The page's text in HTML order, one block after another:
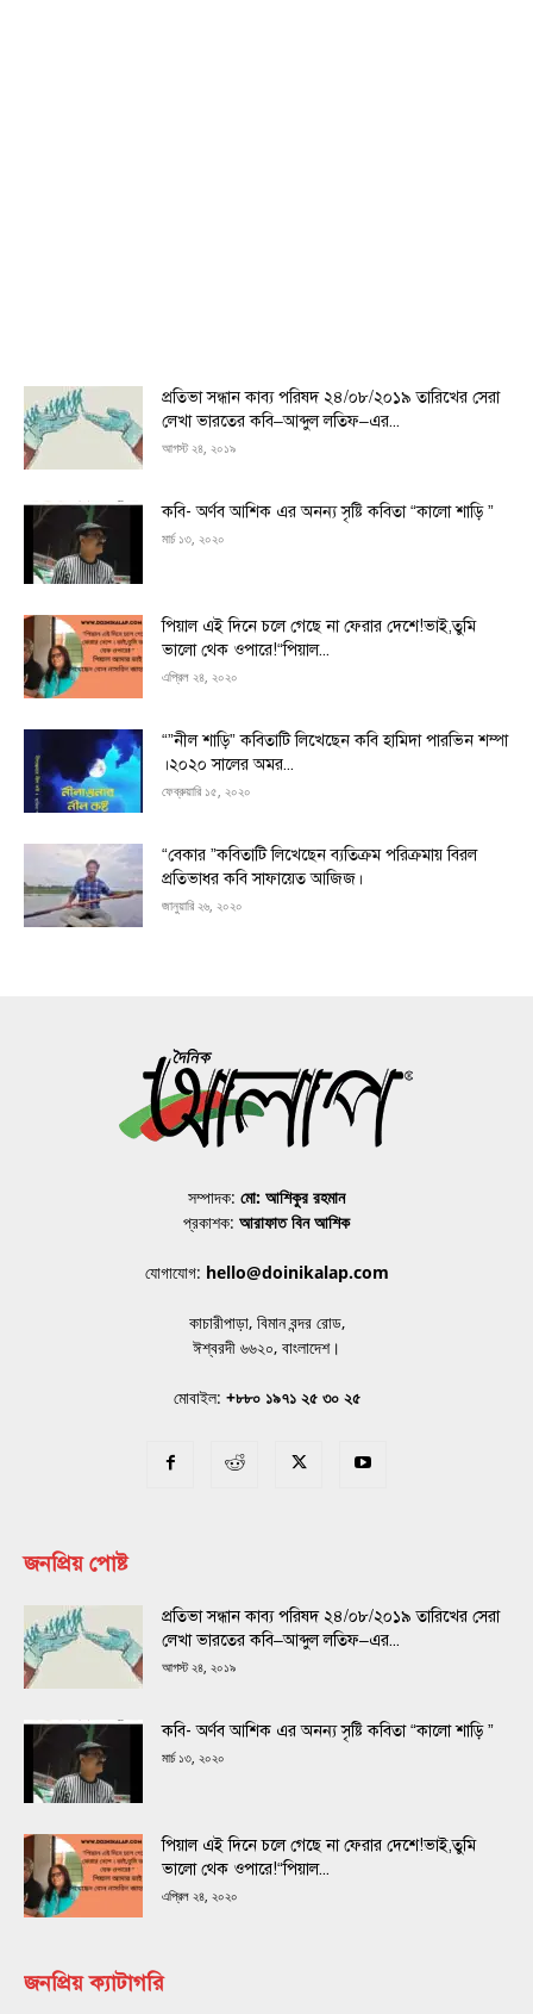
প্রতিভা সন্ধান কাব্য পরিষদ ২৪/০৮/২০১৯ তারিখের সেরা
লেখা ভারতের কবি–আব্দুল লতিফ–এর...
আগস্ট ২৪, ২০১৯
কবি- অর্ণব আশিক এর অনন্য সৃষ্টি কবিতা “কালো শাড়ি ”
মার্চ ১৩, ২০২০
পিয়াল এই দিনে চলে গেছে না ফেরার দেশে!ভাই,তুমি
ভালো থেক ওপারে!“পিয়াল...
এপ্রিল ২৪, ২০২০
“”নীল শাড়ি” কবিতাটি লিখেছেন কবি হামিদা পারভিন শম্পা
।২০২০ সালের অমর...
ফেব্রুয়ারি ১৫, ২০২০
“বেকার ”কবিতাটি লিখেছেন ব্যতিক্রম পরিক্রমায় বিরল
প্রতিভাধর কবি সাফায়েত আজিজ।
জানুয়ারি ২৬, ২০২০
সম্পাদক: মো: আশিকুর রহমান
প্রকাশক: আরাফাত বিন আশিক
যোগাযোগ: hello@doinikalap.com
কাচারীপাড়া, বিমান বন্দর রোড,
ঈশ্বরদী ৬৬২০, বাংলাদেশ।
মোবাইল: +৮৮০ ১৯৭১ ২৫ ৩০ ২৫
জনপ্রিয় পোষ্ট
প্রতিভা সন্ধান কাব্য পরিষদ ২৪/০৮/২০১৯ তারিখের সেরা
লেখা ভারতের কবি–আব্দুল লতিফ–এর...
আগস্ট ২৪, ২০১৯
কবি- অর্ণব আশিক এর অনন্য সৃষ্টি কবিতা “কালো শাড়ি ”
মার্চ ১৩, ২০২০
পিয়াল এই দিনে চলে গেছে না ফেরার দেশে!ভাই,তুমি
ভালো থেক ওপারে!“পিয়াল...
এপ্রিল ২৪, ২০২০
জনপ্রিয় ক্যাটাগরি